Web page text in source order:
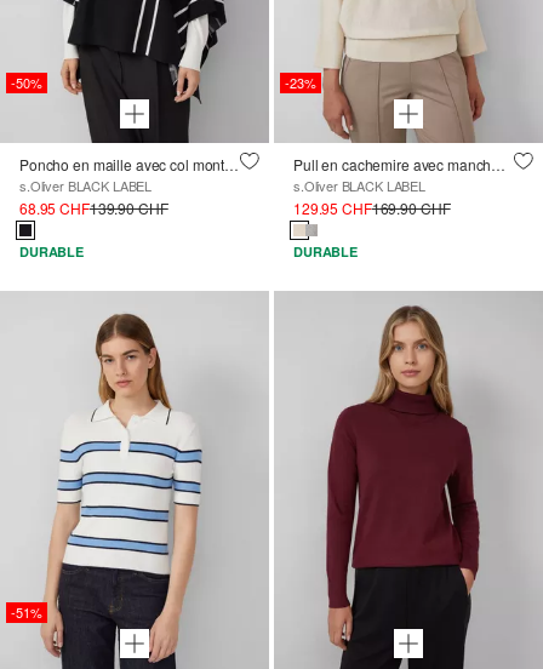
-50%
Poncho en maille avec col montant et aspect rayé
s.Oliver BLACK LABEL
68.95 CHF139.90 CHF
DURABLE
-23%
Pull en cachemire avec manches chauve-souris
s.Oliver BLACK LABEL
129.95 CHF169.90 CHF
DURABLE
-51%